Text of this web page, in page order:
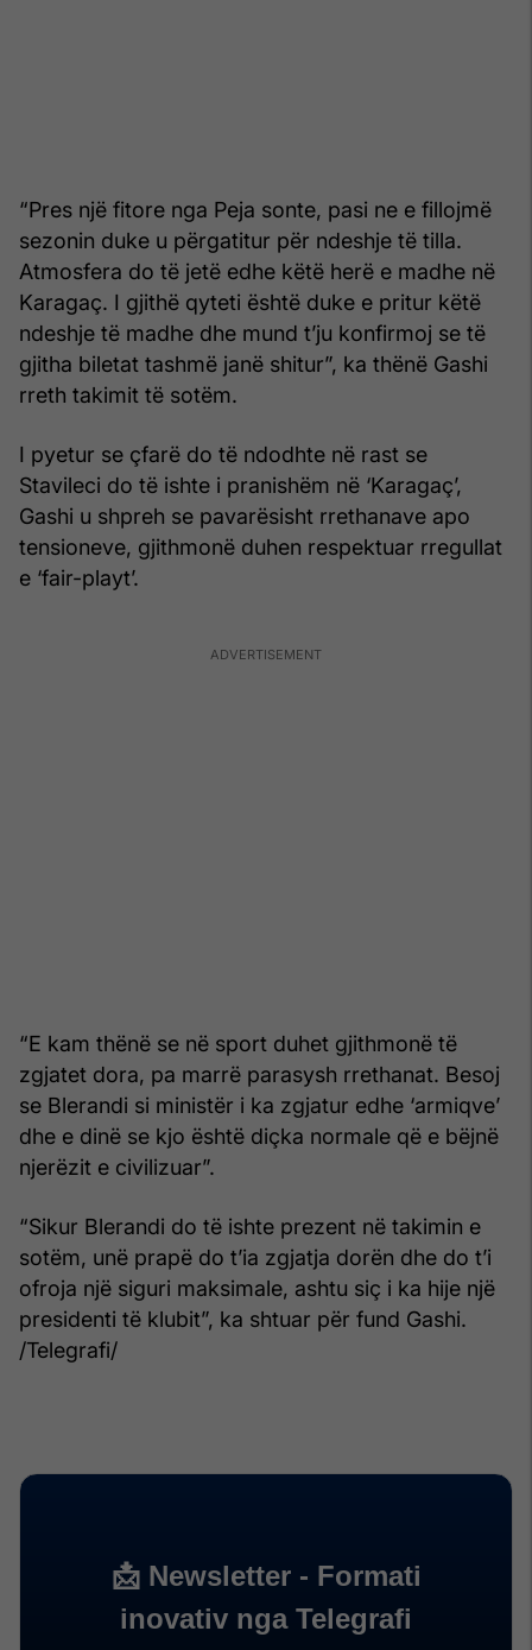
“Pres një fitore nga Peja sonte, pasi ne e fillojmë
sezonin duke u përgatitur për ndeshje të tilla.
Atmosfera do të jetë edhe këtë herë e madhe në
Karagaç. I gjithë qyteti është duke e pritur këtë
ndeshje të madhe dhe mund t’ju konfirmoj se të
gjitha biletat tashmë janë shitur”, ka thënë Gashi
rreth takimit të sotëm.
I pyetur se çfarë do të ndodhte në rast se
Stavileci do të ishte i pranishëm në ‘Karagaç’,
Gashi u shpreh se pavarësisht rrethanave apo
tensioneve, gjithmonë duhen respektuar rregullat
e ‘fair-playt’.
“E kam thënë se në sport duhet gjithmonë të
zgjatet dora, pa marrë parasysh rrethanat. Besoj
se Blerandi si ministër i ka zgjatur edhe ‘armiqve’
dhe e dinë se kjo është diçka normale që e bëjnë
njerëzit e civilizuar”.
“Sikur Blerandi do të ishte prezent në takimin e
sotëm, unë prapë do t’ia zgjatja dorën dhe do t’i
ofroja një siguri maksimale, ashtu siç i ka hije një
presidenti të klubit”, ka shtuar për fund Gashi.
/Telegrafi/